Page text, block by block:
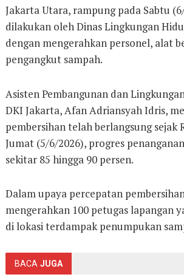
Jakarta Utara, rampung pada Sabtu
dilakukan oleh Dinas Lingkungan
dengan mengerahkan personel, alat
pengangkut sampah.
Asisten Pembangunan dan
DKI Jakarta, Afan Adriansyah Idris,
pembersihan telah berlangsung sejak
Jumat (5/6/2026), progres
sekitar 85 hingga 90 persen.
Dalam upaya percepatan
mengerahkan 100 petugas lapangan
di lokasi terdampak penumpukan
BACA JUGA